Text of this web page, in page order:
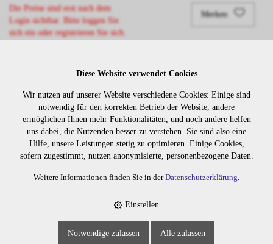
Die Preise sind erst nach dem
Login sichtbar. Bitte loggen Sie
sich ein oder registrieren Sie sich.
Merken
BESCHREIBUNG
Majirel 6.0 Dunkelblond Intensiv
Majirel ist eine hochwertige oxidative Haarfarbe von L'Oréal
Professionnel, die für intensive Farbergebnisse und langanhaltende
pflegende Schönheitscreme und enthält die exklusiven Wirkstoffe
stärken und schützen. Das Ergebnis: gleichmässige, leuchtende
Diese Website verwendet Cookies
Wir nutzen auf unserer Website verschiedene Cookies: Einige sind
notwendig für den korrekten Betrieb der Website, andere
ermöglichen Ihnen mehr Funktionalitäten, und noch andere helfen
uns dabei, die Nutzenden besser zu verstehen. Sie sind also eine
Hilfe, unsere Leistungen stetig zu optimieren. Einige Cookies,
sofern zugestimmt, nutzen anonymisierte, personenbezogene Daten.
Weitere Informationen finden Sie in derDatenschutzerklärung.
Einstellen
Notwendige zulassen Alle zulassen